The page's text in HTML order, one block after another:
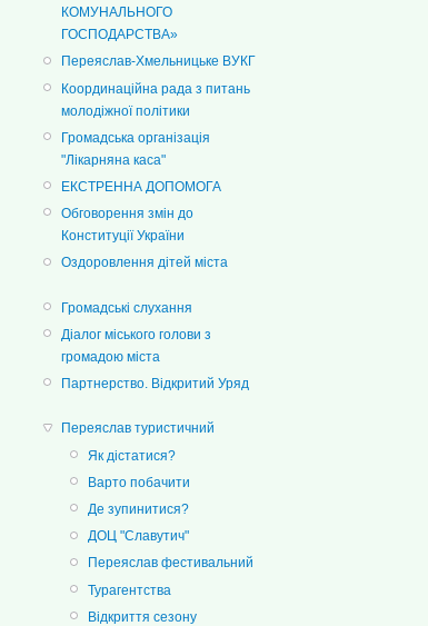
КОМУНАЛЬНОГО
ГОСПОДАРСТВА»
Переяслав-Хмельницьке ВУКГ
Координаційна рада з питань
молодіжної політики
Громадська організація
"Лікарняна каса"
ЕКСТРЕННА ДОПОМОГА
Обговорення змін до
Конституції України
Оздоровлення дітей міста
Громадські слухання
Діалог міського голови з
громадою міста
Партнерство. Відкритий Уряд
Переяслав туристичний
Як дістатися?
Варто побачити
Де зупинитися?
ДОЦ "Славутич"
Переяслав фестивальний
Турагентства
Відкриття сезону